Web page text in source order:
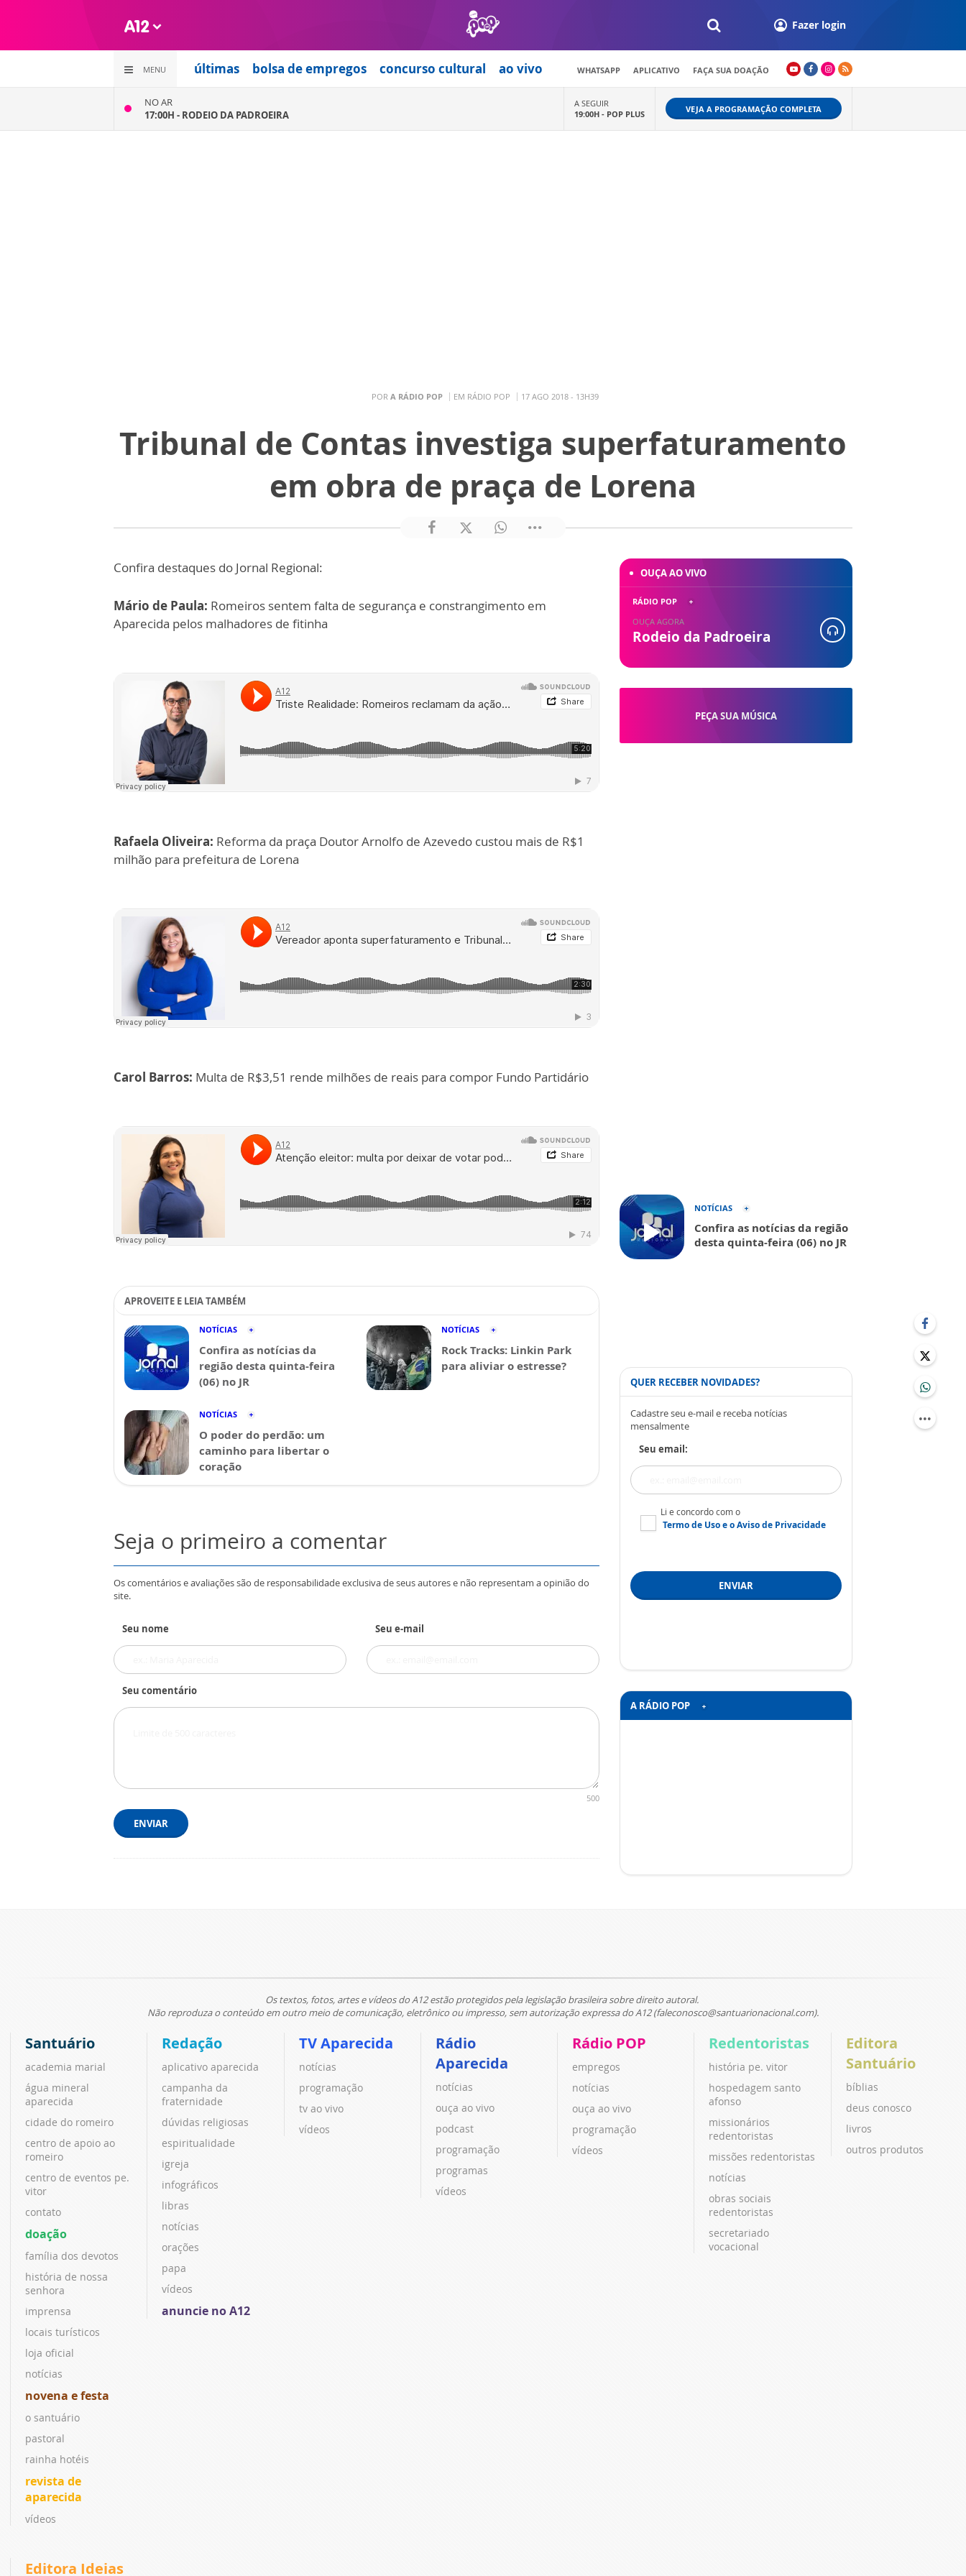
Fazer login
MENU últimas bolsa de empregos concurso cultural ao vivo WHATSAPP APLICATIVO FAÇA SUA DOAÇÃO
NO AR
17:00H - RODEIO DA PADROEIRA
A SEGUIR
19:00H - POP PLUS VEJA A PROGRAMAÇÃO COMPLETA
POR A RÁDIO POP EM RÁDIO POP 17 AGO 2018 - 13H39
Tribunal de Contas investiga superfaturamento
em obra de praça de Lorena
Confira destaques do Jornal Regional:
Mário de Paula: Romeiros sentem falta de segurança e constrangimento em
Aparecida pelos malhadores de fitinha
Rafaela Oliveira: Reforma da praça Doutor Arnolfo de Azevedo custou mais de R$1
milhão para prefeitura de Lorena
Carol Barros: Multa de R$3,51 rende milhões de reais para compor Fundo Partidário
APROVEITE E LEIA TAMBÉM
NOTÍCIAS
Confira as notícias da
região desta quinta-feira
(06) no JR
NOTÍCIAS
Rock Tracks: Linkin Park
para aliviar o estresse?
NOTÍCIAS
O poder do perdão: um
caminho para libertar o
coração
Seja o primeiro a comentar
Os comentários e avaliações são de responsabilidade exclusiva de seus autores e não representam a opinião do
site.
Seu nome Seu e-mail
Seu comentário
500
ENVIAR
PEÇA SUA MÚSICA
OUÇA AO VIVO
RÁDIO POP
OUÇA AGORA
Rodeio da Padroeira
NOTÍCIAS
Confira as notícias da região
desta quinta-feira (06) no JR
QUER RECEBER NOVIDADES?
Cadastre seu e-mail e receba notícias
mensalmente
Seu email:
Li e concordo com o
Termo de Usoe oAviso de Privacidade
ENVIAR
A RÁDIO POP
Os textos, fotos, artes e vídeos do A12 estão protegidos pela legislação brasileira sobre direito autoral.
Não reproduza o conteúdo em outro meio de comunicação, eletrônico ou impresso, sem autorização expressa do A12 (faleconosco@santuarionacional.com).
Santuário
academia marial
água mineral
aparecida
cidade do romeiro
centro de apoio ao
romeiro
centro de eventos pe.
vitor
contato
doação
família dos devotos
história de nossa
senhora
imprensa
locais turísticos
loja oficial
notícias
novena e festa
o santuário
pastoral
rainha hotéis
revista de
aparecida
vídeos
Redação
aplicativo aparecida
campanha da
fraternidade
dúvidas religiosas
espiritualidade
igreja
infográficos
libras
notícias
orações
papa
vídeos
anuncie no A12
TV Aparecida
notícias
programação
tv ao vivo
vídeos
Rádio
Aparecida
notícias
ouça ao vivo
podcast
programação
programas
vídeos
Rádio POP
empregos
notícias
ouça ao vivo
programação
vídeos
Redentoristas
história pe. vitor
hospedagem santo
afonso
missionários
redentoristas
missões redentoristas
notícias
obras sociais
redentoristas
secretariado
vocacional
Editora
Santuário
bíblias
deus conosco
livros
outros produtos
Editora Ideias